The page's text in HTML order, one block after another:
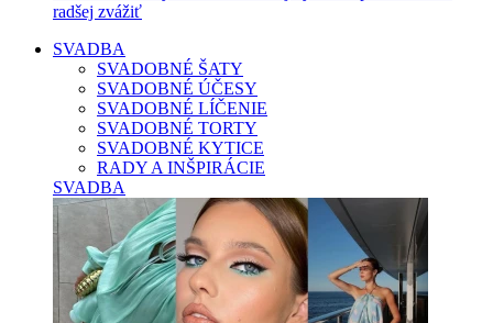
radšej zvážiť
SVADBA
SVADOBNÉ ŠATY
SVADOBNÉ ÚČESY
SVADOBNÉ LÍČENIE
SVADOBNÉ TORTY
SVADOBNÉ KYTICE
RADY A INŠPIRÁCIE
SVADBA